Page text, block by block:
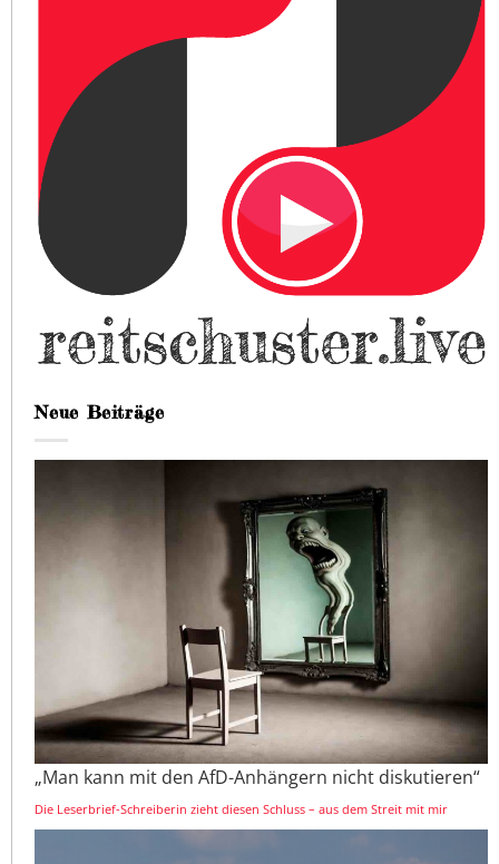
Neue Beiträge
„Man kann mit den AfD-Anhängern nicht diskutieren“
Die Leserbrief-Schreiberin zieht diesen Schluss – aus dem Streit mit mir